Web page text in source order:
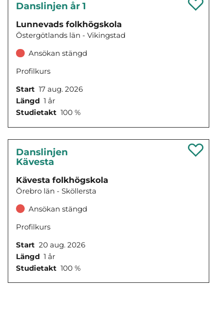
Danslinjen år 1
Lunnevads folkhögskola
Östergötlands län - Vikingstad
Ansökan stängd
Profilkurs
Start 17 aug. 2026
Längd 1 år
Studietakt 100 %
Danslinjen
Kävesta
Kävesta folkhögskola
Örebro län - Sköllersta
Ansökan stängd
Profilkurs
Start 20 aug. 2026
Längd 1 år
Studietakt 100 %